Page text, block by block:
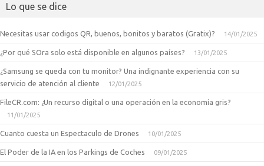
Lo que se dice
Necesitas usar codigos QR, buenos, bonitos y baratos (Gratix)? 14/01/2025
¿Por qué SOra solo está disponible en algunos países? 13/01/2025
¿Samsung se queda con tu monitor? Una indignante experiencia con su
servicio de atención al cliente
12/01/2025
FileCR.com: ¿Un recurso digital o una operación en la economía gris?
11/01/2025
Cuanto cuesta un Espectaculo de Drones 10/01/2025
El Poder de la IA en los Parkings de Coches 09/01/2025